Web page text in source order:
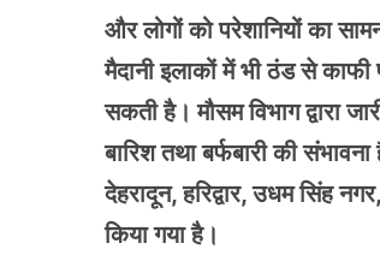
और लोगों को परेशानियों का
मैदानी इलाकों में भी ठंड से काफी
सकती है। मौसम विभाग द्वारा
बारिश तथा बर्फबारी की
देहरादून, हरिद्वार, उधम सिंह
किया गया है।